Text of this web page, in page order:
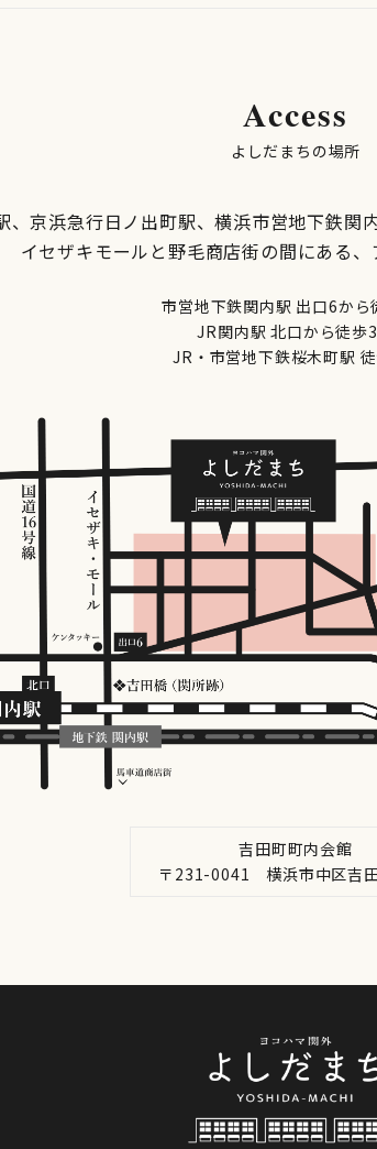
Access
よしだまちの場所
、京浜急行日ノ出町駅、横浜市営地下鉄関
イセザキモールと野毛商店街の間にある、
市営地下鉄関内駅 出口6から
JR関内駅 北口から徒歩
JR・市営地下鉄桜木町駅
吉田町町内会館
〒231-0041 横浜市中区吉